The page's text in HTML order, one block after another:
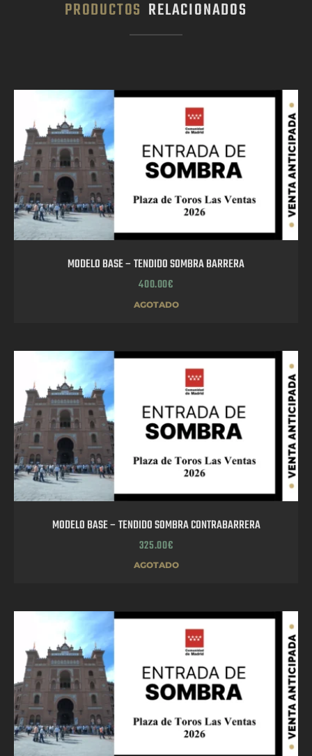
PRODUCTOS RELACIONADOS
MODELO BASE – TENDIDO SOMBRA BARRERA
400.00€
AGOTADO
MODELO BASE – TENDIDO SOMBRA CONTRABARRERA
325.00€
AGOTADO